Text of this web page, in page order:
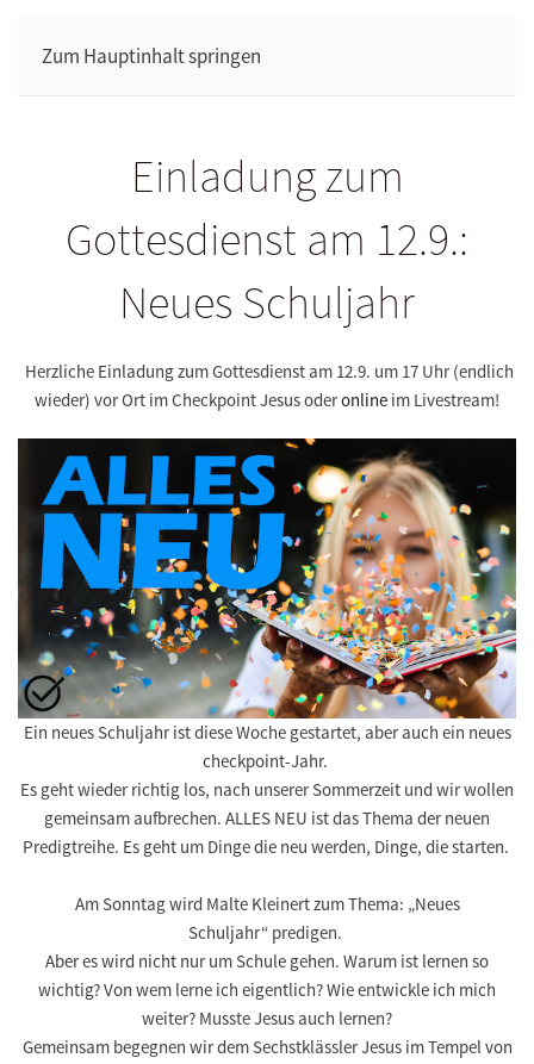
Zum Hauptinhalt springen
Einladung zum
Gottesdienst am 12.9.:
Neues Schuljahr
Herzliche Einladung zum Gottesdienst am 12.9. um 17 Uhr (endlich
wieder) vor Ort im Checkpoint Jesus oderonline im Livestream!
Ein neues Schuljahr ist diese Woche gestartet, aber auch ein neues
checkpoint-Jahr.
Es geht wieder richtig los, nach unserer Sommerzeit und wir wollen
gemeinsam aufbrechen. ALLES NEU ist das Thema der neuen
Predigtreihe. Es geht um Dinge die neu werden, Dinge, die starten.
Am Sonntag wird Malte Kleinertzum Thema: „Neues
Schuljahr“ predigen.
Aber es wird nicht nur um Schule gehen. Warum ist lernen so
wichtig? Von wem lerne ich eigentlich? Wie entwickle ich mich
weiter? Musste Jesus auch lernen?
Gemeinsam begegnen wir dem Sechstklässler Jesus im Tempel von